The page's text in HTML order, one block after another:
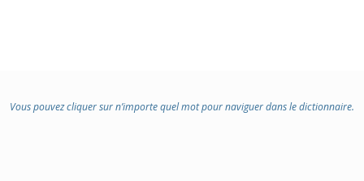
Vous pouvez cliquer sur n’importe quel mot pour naviguer dans le dictionnaire.